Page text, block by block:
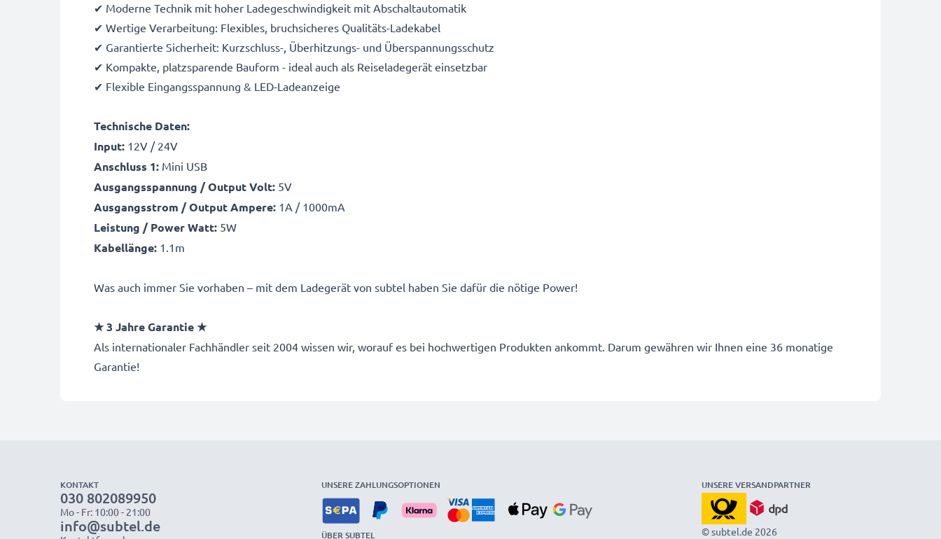
✔ Moderne Technik mit hoher Ladegeschwindigkeit mit Abschaltautomatik
✔ Wertige Verarbeitung: Flexibles, bruchsicheres Qualitäts-Ladekabel
✔ Garantierte Sicherheit: Kurzschluss-, Überhitzungs- und Überspannungsschutz
✔ Kompakte, platzsparende Bauform - ideal auch als Reiseladegerät einsetzbar
✔ Flexible Eingangsspannung & LED-Ladeanzeige
Technische Daten:
Input: 12V / 24V
Anschluss 1: Mini USB
Ausgangsspannung / Output Volt: 5V
Ausgangsstrom / Output Ampere: 1A / 1000mA
Leistung / Power Watt: 5W
Kabellänge: 1.1m
Was auch immer Sie vorhaben – mit dem Ladegerät von subtel haben Sie dafür die nötige Power!
★ 3 Jahre Garantie ★
Als internationaler Fachhändler seit 2004 wissen wir, worauf es bei hochwertigen Produkten ankommt. Darum gewähren wir Ihnen eine 36 monatige
Garantie!
KONTAKT
030 802089950
Mo - Fr: 10:00 - 21:00
info@subtel.de
UNSERE ZAHLUNGSOPTIONEN
ÜBER SUBTEL
UNSERE VERSANDPARTNER
© subtel.de 2026